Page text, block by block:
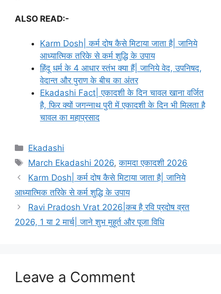
ALSO READ:-
Karm Dosh| कर्म दोष कैसे मिटाया जाता है| जानिये
आध्यात्मिक तरिके से कर्म शुद्धि के उपाय
हिंदू धर्म के 4 आधार स्तंभ क्या हैं| जानिये वेद, उपनिषद,
वेदान्त और पुराण के बीच का अंतर
Ekadashi Fact| एकादशी के दिन चावल खाना वर्जित
है, फिर क्यों जगन्नाथ पुरी में एकादशी के दिन भी मिलता है
चावल का महाप्रसाद
C
a
e
g
o
r
Ekadashi
T
a
g
s
March Ekadashi 2026,कामदा एकादशी 2026
Karm Dosh| कर्म दोष कैसे मिटाया जाता है| जानिये
आध्यात्मिक तरिके से कर्म शुद्धि के उपाय
Ravi Pradosh Vrat 2026|कब है रवि प्रदोष व्रत
2026, 1 या 2 मार्च| जाने शुभ मुहूर्त और पूजा विधि
Leave a Comment